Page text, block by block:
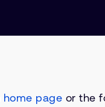
home page or the